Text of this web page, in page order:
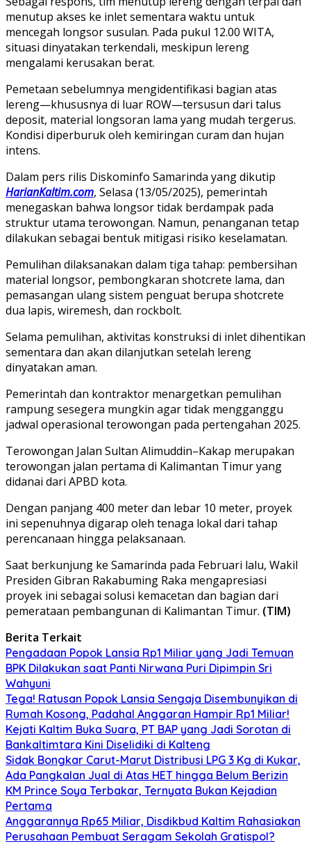
menutup akses ke inlet sementara waktu untuk
mencegah longsor susulan. Pada pukul 12.00 WITA,
situasi dinyatakan terkendali, meskipun lereng
mengalami kerusakan berat.
Pemetaan sebelumnya mengidentifikasi bagian atas
lereng—khususnya di luar ROW—tersusun dari talus
deposit, material longsoran lama yang mudah tergerus.
Kondisi diperburuk oleh kemiringan curam dan hujan
intens.
Dalam pers rilis Diskominfo Samarinda yang dikutip
HarianKaltim.com, Selasa (13/05/2025), pemerintah
menegaskan bahwa longsor tidak berdampak pada
struktur utama terowongan. Namun, penanganan tetap
dilakukan sebagai bentuk mitigasi risiko keselamatan.
Pemulihan dilaksanakan dalam tiga tahap: pembersihan
material longsor, pembongkaran shotcrete lama, dan
pemasangan ulang sistem penguat berupa shotcrete
dua lapis, wiremesh, dan rockbolt.
Selama pemulihan, aktivitas konstruksi di inlet dihentikan
sementara dan akan dilanjutkan setelah lereng
dinyatakan aman.
Pemerintah dan kontraktor menargetkan pemulihan
rampung sesegera mungkin agar tidak mengganggu
jadwal operasional terowongan pada pertengahan 2025.
Terowongan Jalan Sultan Alimuddin–Kakap merupakan
terowongan jalan pertama di Kalimantan Timur yang
didanai dari APBD kota.
Dengan panjang 400 meter dan lebar 10 meter, proyek
ini sepenuhnya digarap oleh tenaga lokal dari tahap
perencanaan hingga pelaksanaan.
Saat berkunjung ke Samarinda pada Februari lalu, Wakil
Presiden Gibran Rakabuming Raka mengapresiasi
proyek ini sebagai solusi kemacetan dan bagian dari
pemerataan pembangunan di Kalimantan Timur. (TIM)
Berita Terkait
Pengadaan Popok Lansia Rp1 Miliar yang Jadi Temuan
BPK Dilakukan saat Panti Nirwana Puri Dipimpin Sri
Wahyuni
Tega! Ratusan Popok Lansia Sengaja Disembunyikan di
Rumah Kosong, Padahal Anggaran Hampir Rp1 Miliar!
Kejati Kaltim Buka Suara, PT BAP yang Jadi Sorotan di
Bankaltimtara Kini Diselidiki di Kalteng
Sidak Bongkar Carut-Marut Distribusi LPG 3 Kg di Kukar,
Ada Pangkalan Jual di Atas HET hingga Belum Berizin
KM Prince Soya Terbakar, Ternyata Bukan Kejadian
Pertama
Anggarannya Rp65 Miliar, Disdikbud Kaltim Rahasiakan
Perusahaan Pembuat Seragam Sekolah Gratispol?